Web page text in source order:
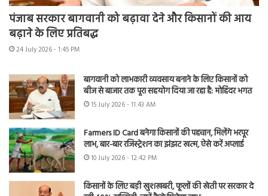
पंजाब सरकार बागवानी को बढ़ावा देने और किसानों की आय
बढ़ाने के लिए प्रतिबद्ध
24 July 2026 - 1:45 PM
बागवानी को लाभकारी व्यवसाय बनाने के लिए किसानों को
बीज से बाजार तक पूरा सहयोग दिया जा रहा है: मोहिंदर भगत
15 July 2026 - 11:43 AM
Farmers ID Card बनेगा किसानों की पहचान, मिलेंगे भरपूर
लाभ, बार-बार रजिस्ट्रेशन का झंझट खत्म, ऐसे करें अप्लाई
10 July 2026 - 12:42 PM
किसानों के लिए बड़ी खुशखबरी, फूलों की खेती पर सरकार दे